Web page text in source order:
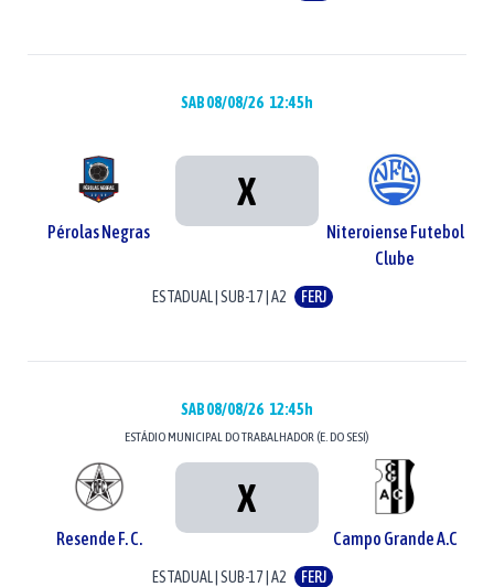
SAB 08/08/26 12:45h
Pérolas Negras
X
Niteroiense Futebol
Clube
ESTADUAL|SUB-17|A2 FERJ
SAB 08/08/26 12:45h
ESTÁDIOMUNICIPAL DO TRABALHADOR (E. DO SESI)
Resende F. C.
X
Campo Grande A.C
ESTADUAL|SUB-17|A2 FERJ